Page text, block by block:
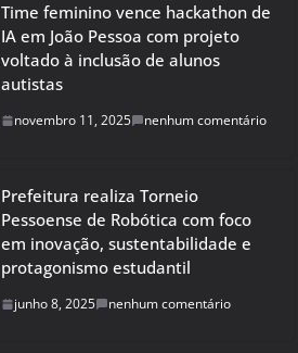
Time feminino vence hackathon de
IA em João Pessoa com projeto
voltado à inclusão de alunos
autistas
novembro 11, 2025 nenhum comentário
Prefeitura realiza Torneio
Pessoense de Robótica com foco
em inovação, sustentabilidade e
protagonismo estudantil
junho 8, 2025 nenhum comentário